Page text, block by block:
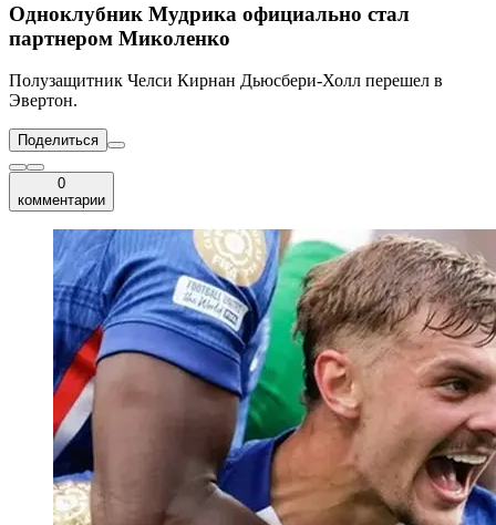
Одноклубник Мудрика официально стал
партнером Миколенко
Полузащитник Челси Кирнан Дьюсбери-Холл перешел в
Эвертон.
Поделиться
0
комментарии